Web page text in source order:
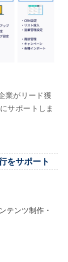
業がリード獲
サポートしま
をサポート
テンツ制作・